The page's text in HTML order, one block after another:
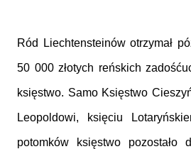
Ród Liechtensteinów otrzymał
50 000 złotych reńskich
księstwo. Samo Księstwo
Leopoldowi, księciu
potomków księstwo pozostało